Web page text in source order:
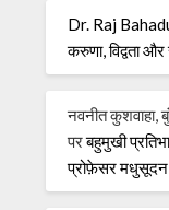
Dr. Raj
करुणा, विद्वता
नवनीत कुशवाहा,
परबहुमुखी
प्रोफ़ेसर मधुसूदन